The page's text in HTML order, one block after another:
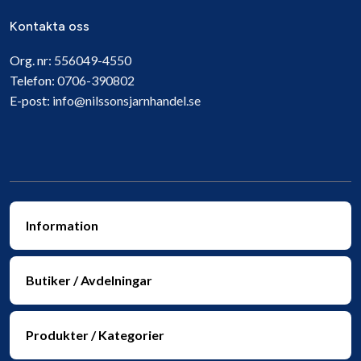
Kontakta oss
Org. nr: 556049-4550
Telefon: 0706-390802
E-post: info@nilssonsjarnhandel.se
Information
Butiker / Avdelningar
Produkter / Kategorier